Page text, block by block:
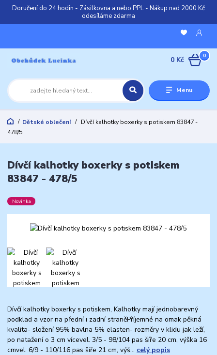
Doručení do 24 hodin - Zásilkovna a nebo PPL - Nákup nad 2000 Kč
odesíláme zdarma
Menu
0
0 Kč
Dětské oblečení
Dívčí kalhotky boxerky s potiskem 83847 -
478/5
Dívčí kalhotky boxerky s potiskem
83847 - 478/5
Novinka
Dívčí kalhotky boxerky s potiskem, Kalhotky mají jednobarevný
podklad a vzor na přední i zadní straněPříjemné na omak pěkná
kvalita- složení 95% bavlna 5% elasten- rozměry v klidu jak leží,
po natažení o 3 cm vícevel. 3/5 - 98/104 pas šíře 20 cm, výška 16
cmvel. 6/9 - 110/116 pas šíře 21 cm, výš... celý popis